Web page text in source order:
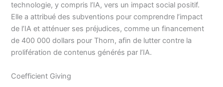
technologie, y compris l’IA, vers un impact social positif.
Elle a attribué des subventions pour comprendre l’impact
de l’IA et atténuer ses préjudices, comme un financement
de 400 000 dollars pour Thorn, afin de lutter contre la
prolifération de contenus générés par l’IA.
Coefficient Giving